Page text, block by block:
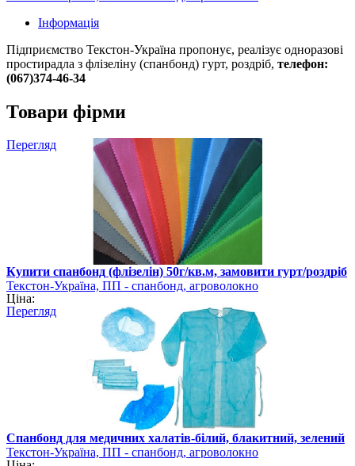
Інформація
Підприємство Текстон-Україна пропонує, реалізує одноразові
простирадла з флізеліну (спанбонд) гурт, роздріб, телефон:
(067)374-46-34
Товари фірми
Перегляд
Купити спанбонд (флізелін) 50г/кв.м, замовити гурт/роздріб
Текстон-Україна, ПП - спанбонд, агроволокно
Ціна:
Перегляд
Спанбонд для медичних халатів-білий, блакитний, зелений
Текстон-Україна, ПП - спанбонд, агроволокно